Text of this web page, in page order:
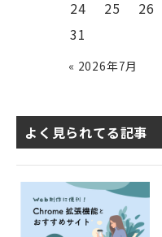
24 25 26
31
« 2026年7月
よく見られてる記事